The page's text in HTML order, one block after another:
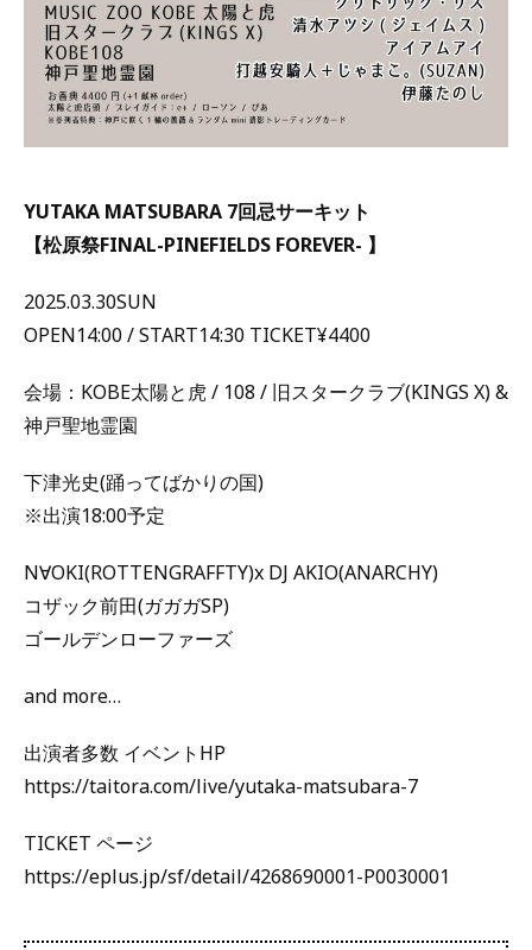
YUTAKA MATSUBARA 7回忌サーキット
【松原祭FINAL-PINEFIELDS FOREVER- 】
2025.03.30SUN
OPEN14:00 / START14:30 TICKET¥4400
会場：KOBE太陽と虎 / 108 / 旧スタークラブ(KINGS X) &
神戸聖地霊園
下津光史(踊ってばかりの国)
※出演18:00予定
N∀OKI(ROTTENGRAFFTY)x DJ AKIO(ANARCHY)
コザック前田(ガガガSP)
ゴールデンローファーズ
and more…
出演者多数 イベントHP
https://taitora.com/live/yutaka-matsubara-7
TICKET ページ
https://eplus.jp/sf/detail/4268690001-P0030001